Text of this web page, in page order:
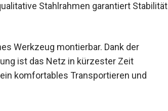
Stahlrahmen garantiert Stabilität
Werkzeug montierbar. Dank der
ist das Netz in kürzester Zeit
komfortables Transportieren und